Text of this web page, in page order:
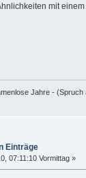
mit
Jahre -
Einträge
07:11:10 Vormittag »